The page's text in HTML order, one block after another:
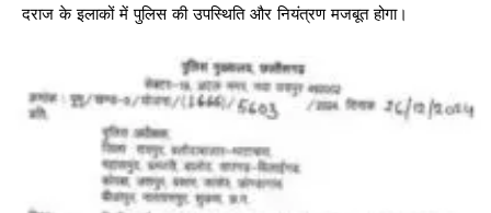
दराज के इलाकों में पुलिस की उपस्थिति और नियंत्रण मजबूत होगा।